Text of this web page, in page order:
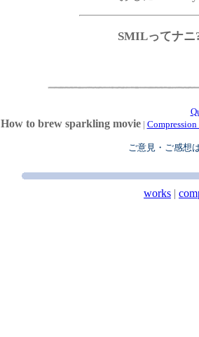
SMILってナニ
How to brew sparkling movie|
ご意見・ご感想
works |